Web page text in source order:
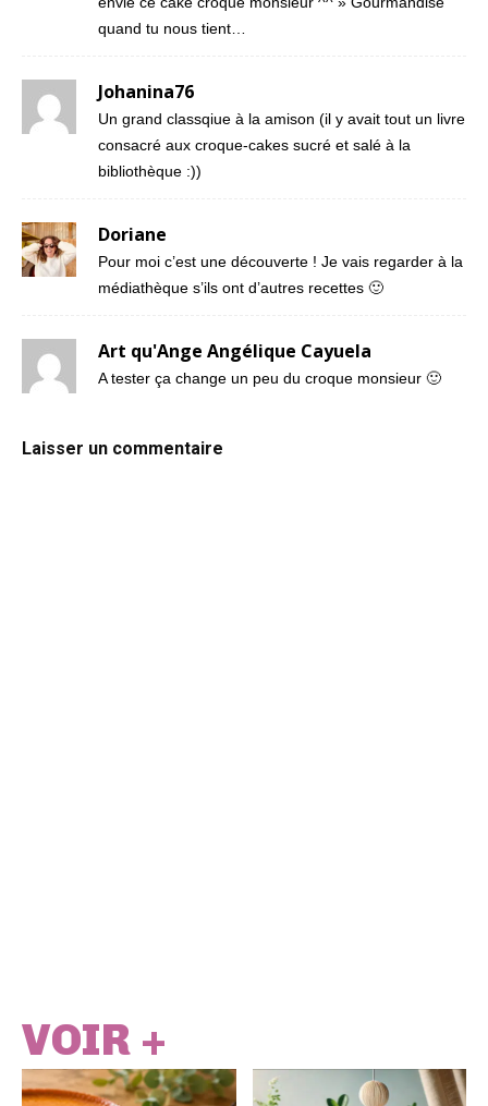
quand tu nous tient…
Johanina76
Un grand classqiue à la amison (il y avait tout un livre
consacré aux croque-cakes sucré et salé à la
bibliothèque :))
Doriane
Pour moi c’est une découverte ! Je vais regarder à la
médiathèque s’ils ont d’autres recettes 🙂
Art qu'Ange Angélique Cayuela
A tester ça change un peu du croque monsieur 🙂
Laisser un commentaire
VOIR +